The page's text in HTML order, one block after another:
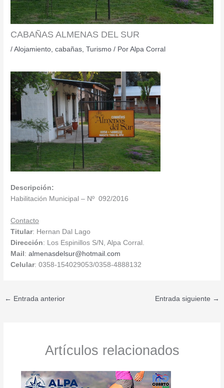
CABAÑAS ALMENAS DEL SUR
/Alojamiento ,cabañas ,Turismo / PorAlpa Corral
Descripción:
Habilitación Municipal – Nº 092/2016
Contacto
Titular: Hernan Dal Lago
Dirección: Los Espinillos S/N, Alpa Corral.
Mail:almenasdelsur@hotmail.com
Celular: 0358-154029053/0358-4888132
← Entrada anterior Entrada siguiente →
Artículos relacionados